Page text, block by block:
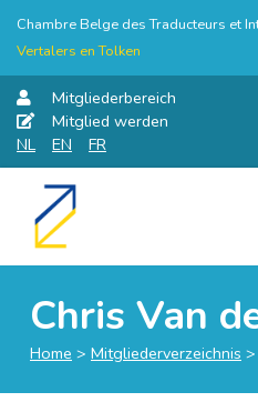
Chambre Belge des Traducteurs et
Vertalers en Tolken
Mitgliederbereich
Mitglied werden
NL
EN FR
Skip
Chris Van
Home > Mitgliederverzeichnis >